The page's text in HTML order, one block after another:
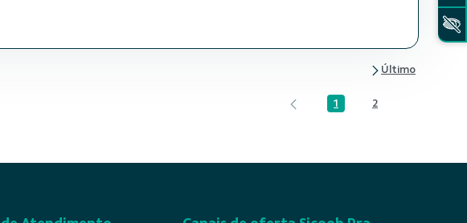
Página
1 Página
2